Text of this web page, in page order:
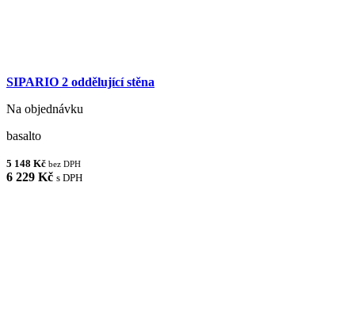
SIPARIO 2 oddělující stěna
Na objednávku
basalto
5 148 Kč bez DPH
6 229 Kč s DPH